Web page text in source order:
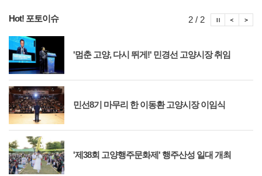
Hot! 포토이슈
'멈춘 고양, 다시 뛰게!' 민경선 고양시장 취임
민선8기 마무리 한 이동환 고양시장 이임식
'제38회 고양행주문화제' 행주산성 일대 개최
2 / 2 포
포토이